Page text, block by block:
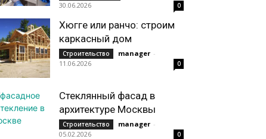
30.06.2026
0
Хюгге или ранчо: строим
каркасный дом
Строительство manager -
11.06.2026
0
Стеклянный фасад в
архитектуре Москвы
Строительство manager -
05.02.2026
0